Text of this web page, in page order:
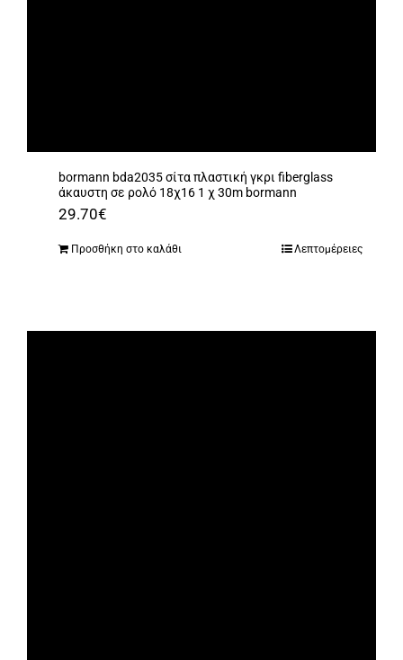
bormann bda2035 σίτα πλαστική γκρι fiberglass
άκαυστη σε ρολό 18χ16 1 χ 30m bormann
29.70€
Προσθήκη στο καλάθι Λεπτομέρειες